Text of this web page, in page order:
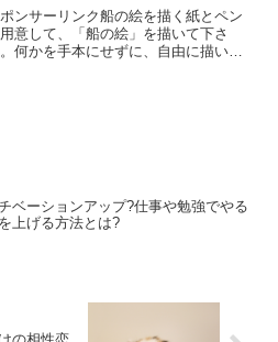
）ンサーリンク船の絵を描く紙とペン
意して、「船の絵」を描いて下さ
何かを手本にせずに、自由に描いて
ベーションアップ?仕事や勉強でやる
上げる方法とは?